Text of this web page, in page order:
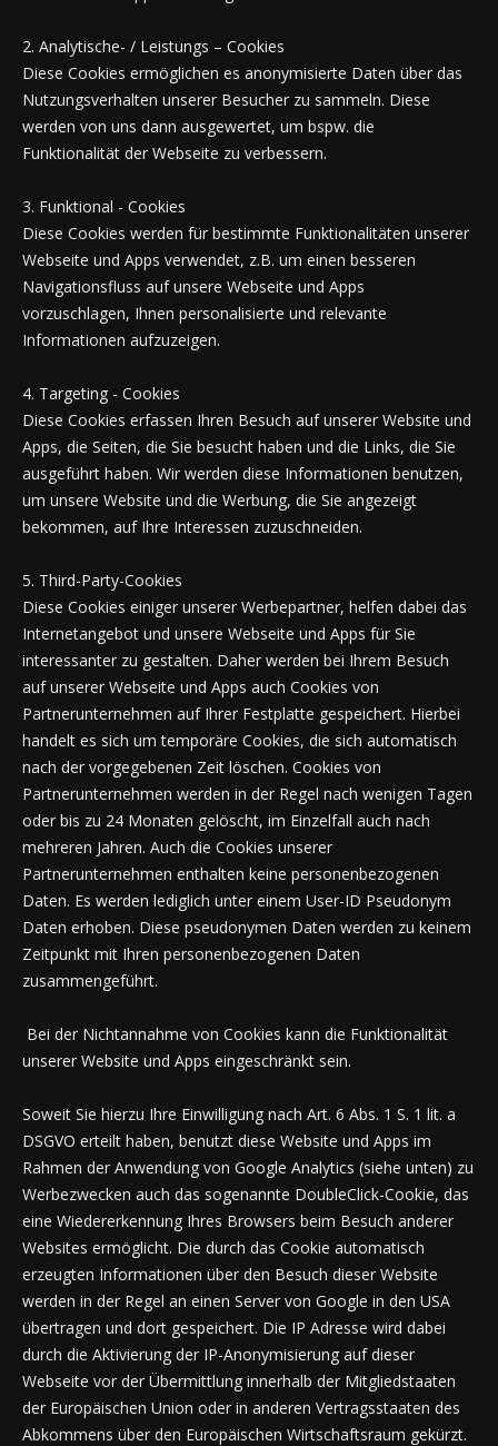
2. Analytische- / Leistungs – Cookies
Diese Cookies ermöglichen es anonymisierte Daten über das
Nutzungsverhalten unserer Besucher zu sammeln. Diese
werden von uns dann ausgewertet, um bspw. die
Funktionalität der Webseite zu verbessern.
3. Funktional - Cookies
Diese Cookies werden für bestimmte Funktionalitäten unserer
Webseite und Apps verwendet, z.B. um einen besseren
Navigationsfluss auf unsere Webseite und Apps
vorzuschlagen, Ihnen personalisierte und relevante
Informationen aufzuzeigen.
4. Targeting - Cookies
Diese Cookies erfassen Ihren Besuch auf unserer Website und
Apps, die Seiten, die Sie besucht haben und die Links, die Sie
ausgeführt haben. Wir werden diese Informationen benutzen,
um unsere Website und die Werbung, die Sie angezeigt
bekommen, auf Ihre Interessen zuzuschneiden.
5. Third-Party-Cookies
Diese Cookies einiger unserer Werbepartner, helfen dabei das
Internetangebot und unsere Webseite und Apps für Sie
interessanter zu gestalten. Daher werden bei Ihrem Besuch
auf unserer Webseite und Apps auch Cookies von
Partnerunternehmen auf Ihrer Festplatte gespeichert. Hierbei
handelt es sich um temporäre Cookies, die sich automatisch
nach der vorgegebenen Zeit löschen. Cookies von
Partnerunternehmen werden in der Regel nach wenigen Tagen
oder bis zu 24 Monaten gelöscht, im Einzelfall auch nach
mehreren Jahren. Auch die Cookies unserer
Partnerunternehmen enthalten keine personenbezogenen
Daten. Es werden lediglich unter einem User-ID Pseudonym
Daten erhoben. Diese pseudonymen Daten werden zu keinem
Zeitpunkt mit Ihren personenbezogenen Daten
zusammengeführt.
Bei der Nichtannahme von Cookies kann die Funktionalität
unserer Website und Apps eingeschränkt sein.
Soweit Sie hierzu Ihre Einwilligung nach Art. 6 Abs. 1 S. 1 lit. a
DSGVO erteilt haben, benutzt diese Website und Apps im
Rahmen der Anwendung von Google Analytics (siehe unten) zu
Werbezwecken auch das sogenannte DoubleClick-Cookie, das
eine Wiedererkennung Ihres Browsers beim Besuch anderer
Websites ermöglicht. Die durch das Cookie automatisch
erzeugten Informationen über den Besuch dieser Website
werden in der Regel an einen Server von Google in den USA
übertragen und dort gespeichert. Die IP Adresse wird dabei
durch die Aktivierung der IP-Anonymisierung auf dieser
Webseite vor der Übermittlung innerhalb der Mitgliedstaaten
der Europäischen Union oder in anderen Vertragsstaaten des
Abkommens über den Europäischen Wirtschaftsraum gekürzt.